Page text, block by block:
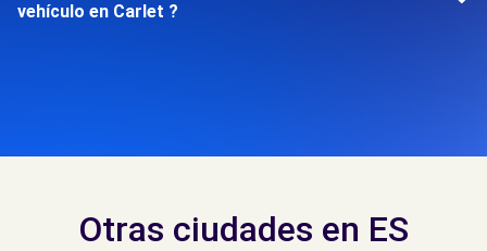
vehículo en Carlet ?
Otras ciudades en ES